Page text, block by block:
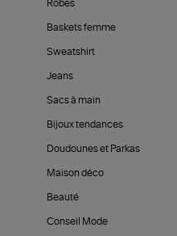
Robes
Baskets femme
Sweatshirt
Jeans
Sacs à main
Bijoux tendances
Doudounes et Parkas
Maison déco
Beauté
Conseil Mode